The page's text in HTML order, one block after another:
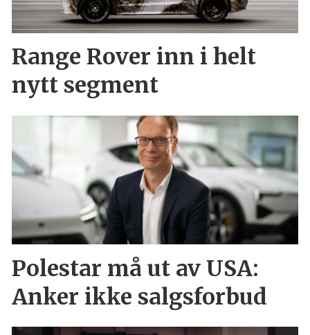
Range Rover inn i helt
nytt segment
Polestar må ut av USA:
Anker ikke salgsforbud